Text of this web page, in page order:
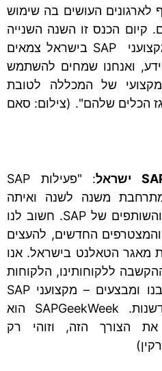
לארגונים העושים בה שימוש
קיום הכנס זו השנה השנייה
ברציפות מוכיח עד כמה מקצועני SAP בישראל צמאים
ואנחנו שמחים להשתמש
של המכללה לטובת
הכלים שלהם". (צילום: סאם
ישראל
: "פעילות SAP
משנה לשנה ואיתה
גדלה גם קהילת הלקוחות והשותפים של SAP. חשוב לנו
להעביר ידע לקהילת SAP והמצטרפים החדשים, להעצים
מאגר הטאלנט בישראל. אנו
ללקוחותינו, הלקוחות
שיתפו בצורך ואנחנו הקשבנו ומבצעים – מקצועני SAP
מחפשים ידע מעמיק וחדשנות. SAPGeekWeek הוא
הצורך הזה, וזוהי רק